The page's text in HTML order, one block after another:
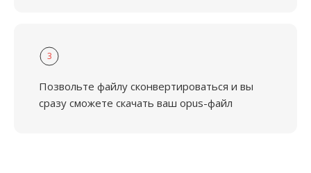
3
Позвольте файлу сконвертироваться и вы
сразу сможете скачать ваш opus-файл